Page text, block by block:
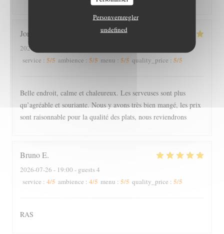
Personvernregler
undefined
Joris
2026-07-26
service : 5/5 ambience : 5/5 menu : 5/5 quality_price : 5/5
Belle endroit, calme et chaleureux. Les serveuses sont plus
qu’agréable et souriante. Nous y avons très bien mangé, les prix
sont raisonnable pour la qualité des plats, nous reviendrons
BrunoE
2026-07-26 - 19:00 - guests 4
service : 4/5 ambience : 4/5 menu : 5/5 quality_price : 5/5
RAS